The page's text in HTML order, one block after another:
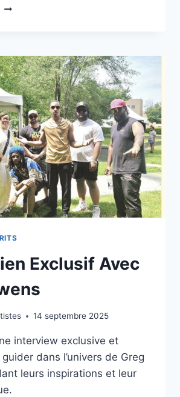
Exclusif Avec
14 septembre 2025
interview exclusive et
dans l’univers de Greg
leurs inspirations et leur